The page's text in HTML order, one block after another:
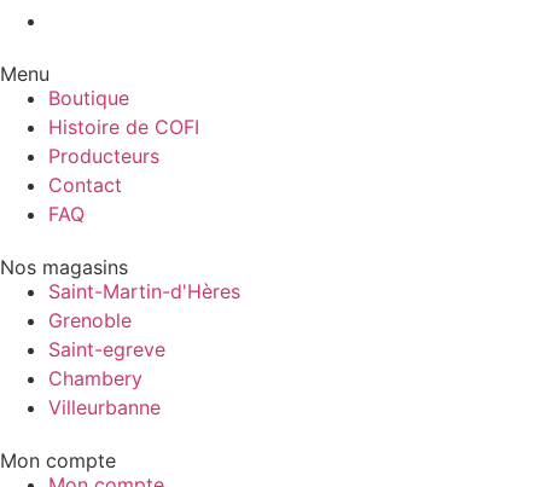
Menu
Boutique
Histoire de COFI
Producteurs
Contact
FAQ
Nos magasins
Saint-Martin-d'Hères
Grenoble
Saint-egreve
Chambery
Villeurbanne
Mon compte